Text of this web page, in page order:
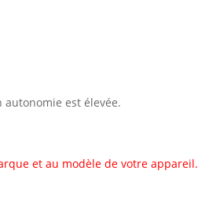
est élevée.
et au modèle de votre appareil.